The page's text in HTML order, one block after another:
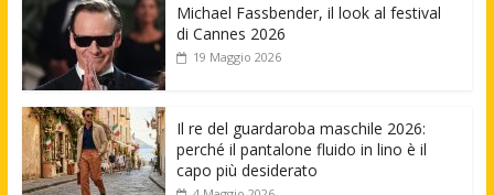
Michael Fassbender, il look al festival
di Cannes 2026
19 Maggio 2026
Il re del guardaroba maschile 2026:
perché il pantalone fluido in lino è il
capo più desiderato